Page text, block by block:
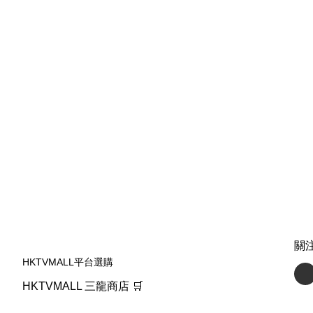
HKTVMALL平台選購
HKTVMALL 三龍商店 🛒
關